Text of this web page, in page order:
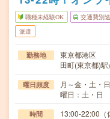
職種未経験OK 交通費別
派遣
勤務地
東京都港区
田町(東京都)
曜日頻度
月～金・土・
曜日：土・日
時間 13:00-22:00（